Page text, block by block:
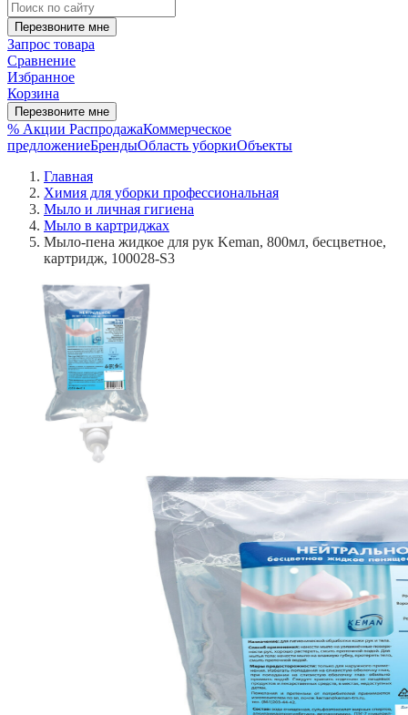
Перезвоните мне
Запрос товара
Сравнение
Избранное
Корзина
Перезвоните мне
% Акции РаспродажаКоммерческое
предложениеБрендыОбласть уборкиОбъекты
Главная
Химия для уборки профессиональная
Мыло и личная гигиена
Мыло в картриджах
Мыло-пена жидкое для рук Keman, 800мл, бесцветное,
картридж, 100028-S3